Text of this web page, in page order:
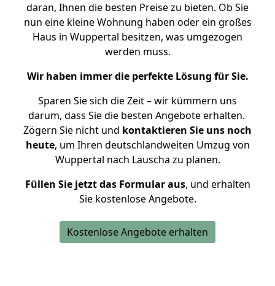
daran, Ihnen die besten Preise zu bieten. Ob Sie
nun eine kleine Wohnung haben oder ein großes
Haus in Wuppertal besitzen, was umgezogen
werden muss.
Wir haben immer die perfekte Lösung für Sie.
Sparen Sie sich die Zeit – wir kümmern uns
darum, dass Sie die besten Angebote erhalten.
Zögern Sie nicht und kontaktieren Sie uns noch
heute, um Ihren deutschlandweiten Umzug von
Wuppertal nach Lauscha zu planen.
Füllen Sie jetzt das Formular aus, und erhalten
Sie kostenlose Angebote.
Kostenlose Angebote erhalten